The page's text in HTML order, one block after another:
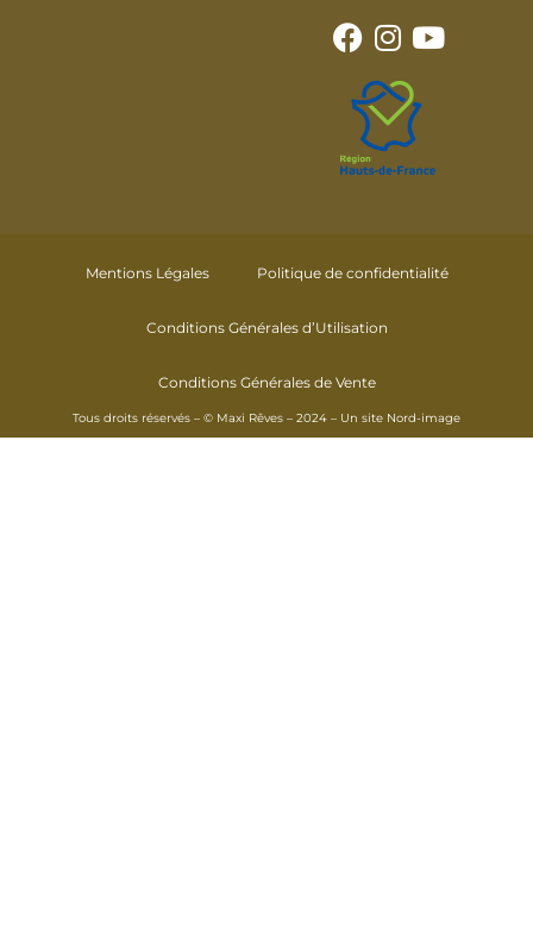
Mentions Légales Politique de confidentialité
Conditions Générales d’Utilisation
Conditions Générales de Vente
Tous droits réservés – © Maxi Rêves – 2024 – Un site Nord-image